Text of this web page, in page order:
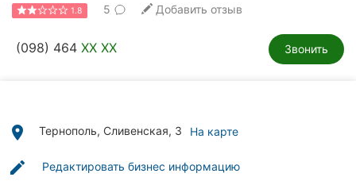
1.8 5 Добавить отзыв
(098) 464 XX XX Звонить
place Тернополь, Сливенская, 3 На карте
edit Редактировать бизнес информацию